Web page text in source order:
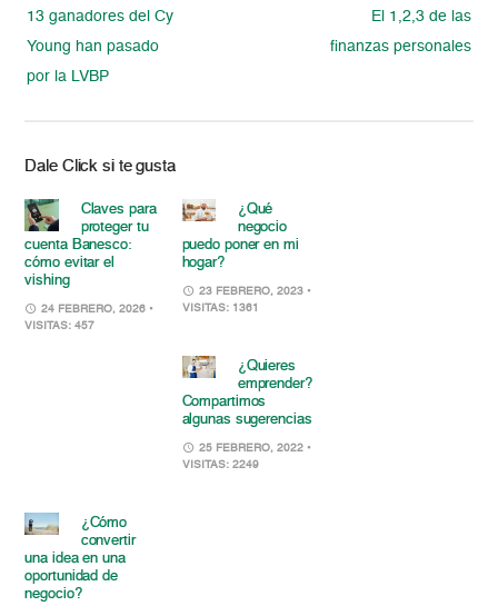
13 ganadores del Cy
Young han pasado
por la LVBP
El 1,2,3 de las
finanzas personales
Dale Click si te gusta
Claves para
proteger tu
cuenta Banesco:
cómo evitar el
vishing
24 FEBRERO, 2026 •
VISITAS: 457
¿Qué
negocio
puedo poner en mi
hogar?
23 FEBRERO, 2023 •
VISITAS: 1361
¿Quieres
emprender?
Compartimos
algunas sugerencias
25 FEBRERO, 2022 •
VISITAS: 2249
¿Cómo
convertir
una idea en una
oportunidad de
negocio?